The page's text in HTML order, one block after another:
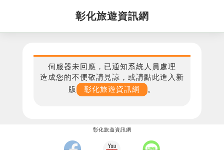
彰化旅遊資訊網
伺服器未回應，已通知系統人員處理
造成您的不便敬請見諒，或請點此進入新
版
彰化旅遊資訊網 。
彰化旅遊資訊網